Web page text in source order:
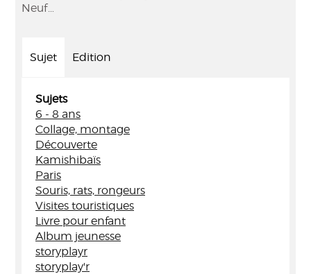
Neuf…
Sujet Edition
Sujets
6 - 8 ans
Collage, montage
Découverte
Kamishibaïs
Paris
Souris, rats, rongeurs
Visites touristiques
Livre pour enfant
Album jeunesse
storyplayr
storyplay'r